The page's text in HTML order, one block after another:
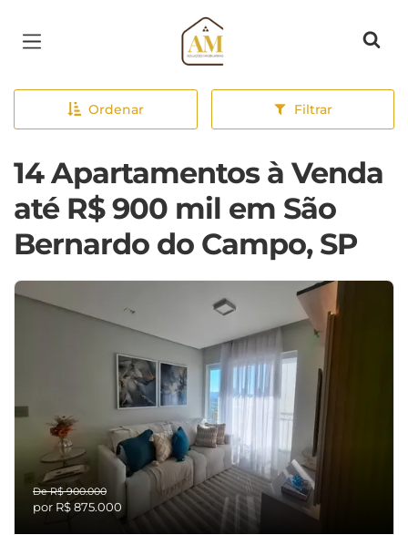
Página inicial
Ordenar Filtrar
14 Apartamentos à Venda
até R$ 900 mil em São
Bernardo do Campo, SP
De R$ 900.000
por R$ 875.000